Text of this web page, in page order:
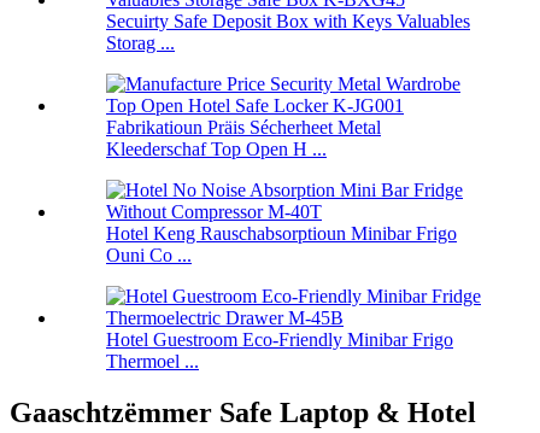
Secuirty Safe Deposit Box with Keys Valuables
Storag ...
Fabrikatioun Präis Sécherheet Metal
Kleederschaf Top Open H ...
Hotel Keng Rauschabsorptioun Minibar Frigo
Ouni Co ...
Hotel Guestroom Eco-Friendly Minibar Frigo
Thermoel ...
Gaaschtzëmmer Safe Laptop & Hotel